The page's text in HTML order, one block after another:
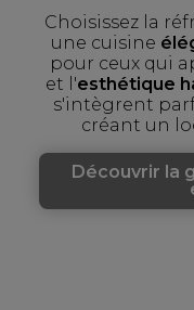
Choisissez la
une cuisine
pour ceux qui
et l'esthétique
s'intègrent
créant un
Découvrir la